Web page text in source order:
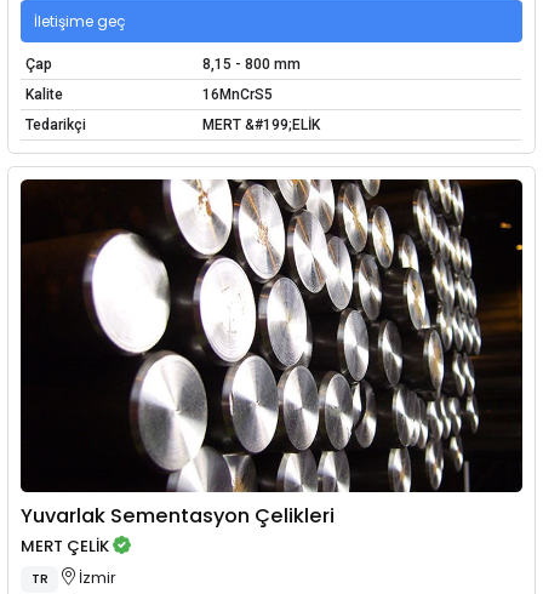
İletişime geç
Çap
8,15 - 800 mm
Kalite
16MnCrS5
Tedarikçi
MERT &#199;ELİK
Yuvarlak Sementasyon Çelikleri
MERT ÇELİK
TR İzmir